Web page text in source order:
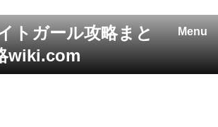
Menu
トガール攻略まと
wiki.com